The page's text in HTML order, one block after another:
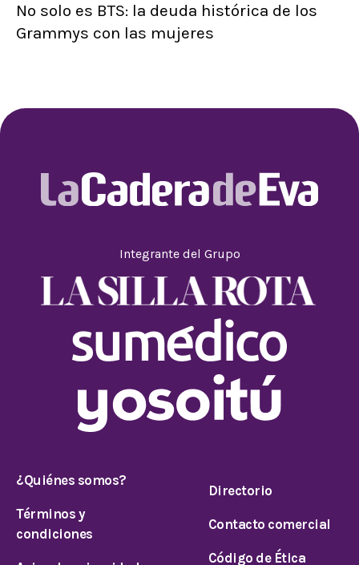
No solo es BTS: la deuda histórica de los
Grammys con las mujeres
Integrante del Grupo
¿Quiénes somos?
Términos y
condiciones
Directorio
Contacto comercial
Código de Ética